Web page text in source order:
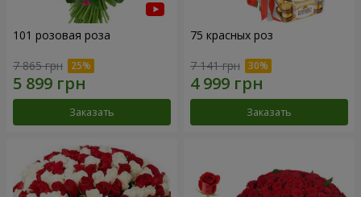
101 розовая роза
7 865 грн
Заказать
75 красных роз
7 141 грн
Заказать